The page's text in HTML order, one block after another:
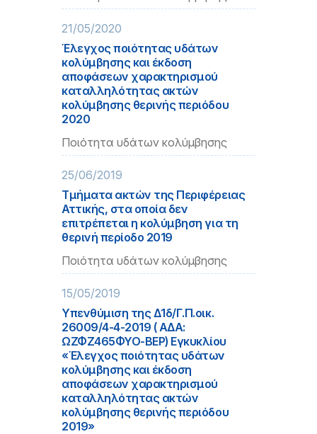
21/05/2020
Έλεγχος ποιότητας υδάτων
κολύμβησης και έκδοση
αποφάσεων χαρακτηρισμού
καταλληλότητας ακτών
κολύμβησης θερινής περιόδου
2020
Ποιότητα υδάτων κολύμβησης
25/06/2019
Τμήματα ακτών της Περιφέρειας
Αττικής, στα οποία δεν
επιτρέπεται η κολύμβηση για τη
θερινή περίοδο 2019
Ποιότητα υδάτων κολύμβησης
15/05/2019
Υπενθύμιση της Δ1δ/Γ.Π.οικ.
26009/4-4-2019 ( ΑΔΑ:
ΩΖΦΖ465ΦΥΟ-ΒΕΡ) Εγκυκλίου
«Έλεγχος ποιότητας υδάτων
κολύμβησης και έκδοση
αποφάσεων χαρακτηρισμού
καταλληλότητας ακτών
κολύμβησης θερινής περιόδου
2019»